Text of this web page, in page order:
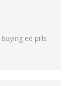
buying ed pills